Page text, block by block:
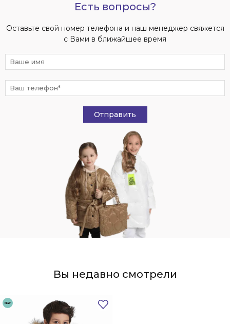
Есть вопросы?
Оставьте свой номер телефона и наш менеджер свяжется
с Вами в ближайшее время
Отправить
Вы недавно смотрели
NEW